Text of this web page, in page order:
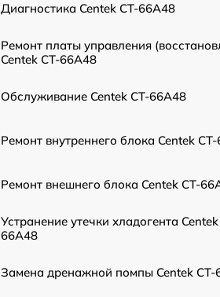
Диагностика Centek CT-66A48
Ремонт платы управления
Centek CT-66A48
Обслуживание Centek CT-66A48
Ремонт внутреннего блока Centek
Ремонт внешнего блока Centek CT-
Устранение утечки хладогента
66A48
Замена дренажной помпы Centek CT-